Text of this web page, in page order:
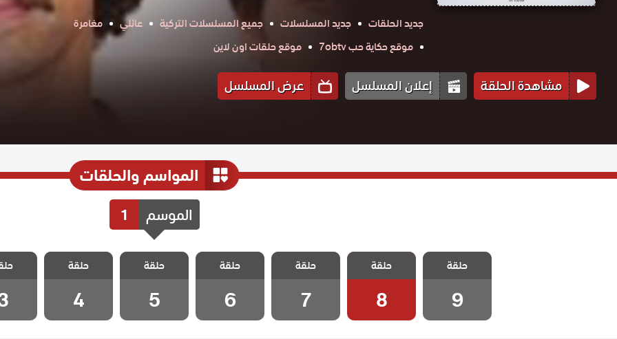
جديد الحلقات
جديد المسلسلات جميع المسلسلات التركية عائلي
مغامرة
موقع حكاية حب 7obtv
موقع حلقات اون لاين
مشاهدة الحلقة إعلان المسلسل عرض المسلسل
المواسم والحلقات
الموسم 1
و الوالدات
والاخيرة
حلقة
9
مسلسل الامهات
و الوالدات
الحلقة 8
حلقة
8
مسلسل الامهات
و الوالدات
الحلقة 7
حلقة
7
مسلسل الامهات
و الوالدات
الحلقة 6
حلقة
6
مسلسل الامهات
و الوالدات
الحلقة 5
حلقة
5
مسلسل الامهات
و الوالدات
الحلقة 4
حلقة
4
مسلسل
و